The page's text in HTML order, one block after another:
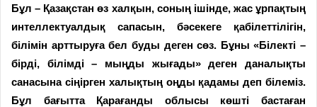
Бұл – Қазақстан өз халқын, соның ішінде, жас ұрпақтың
интеллектуалдық сапасын, бәсекеге қабілеттілігін,
білімін арттыруға бел буды деген сөз. Бұны «Білекті –
бірді, білімді – мыңды жығады» деген даналықты
санасына сіңірген халықтың оңды қадамы деп білеміз.
Бұл бағытта Қарағанды облысы көшті бастаған